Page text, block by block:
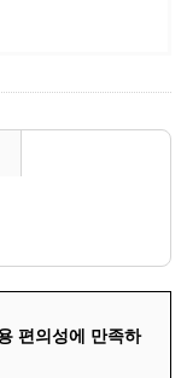
편의성에 만족하